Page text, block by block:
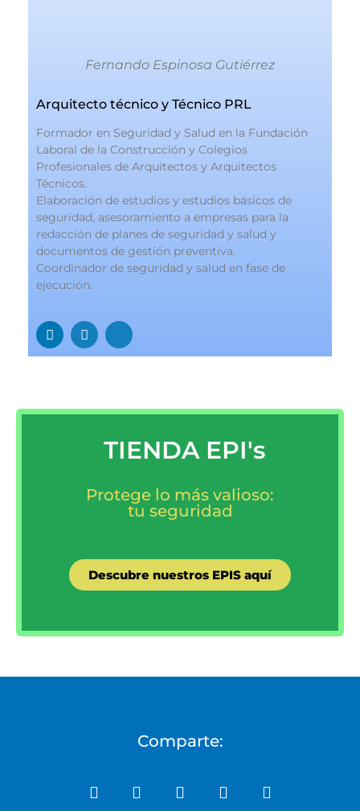
Fernando Espinosa Gutiérrez
Arquitecto técnico y Técnico PRL
Formador en Seguridad y Salud en la Fundación
Laboral de la Construcción y Colegios
Profesionales de Arquitectos y Arquitectos
Técnicos.
Elaboración de estudios y estudios básicos de
seguridad, asesoramiento a empresas para la
redacción de planes de seguridad y salud y
documentos de gestión preventiva.
Coordinador de seguridad y salud en fase de
ejecución.
TIENDA EPI's
Protege lo más valioso:
tu seguridad
Descubre nuestros EPIS aquí
Comparte: